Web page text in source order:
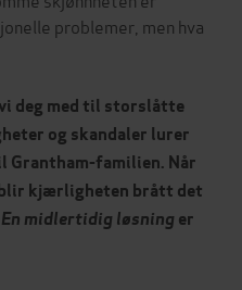
problemer, men hva
deg med til storslåtte
og skandaler lurer
Grantham-familien. Når
kjærligheten brått det
En midlertidig løsning er